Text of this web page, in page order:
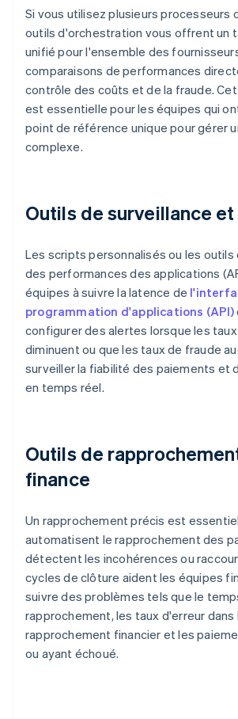
Si vous utilisez plusieurs processeurs
outils d'orchestration vous offrent un
unifié pour l'ensemble des
comparaisons de performances
contrôle des coûts et de la fraude.
est essentielle pour les équipes qui
point de référence unique pour gérer
complexe.
Outils de surveillance et
Les scripts personnalisés ou les outils
des performances des applications
équipes à suivre la latence de
programmation d'applications (API)
configurer des alertes lorsque les
diminuent ou que les taux de fraude
surveiller la fiabilité des paiements et
en temps réel.
Outils de
finance
Un rapprochement précis est
automatisent le rapprochement des
détectent les incohérences ou
cycles de clôture aident les équipes
suivre des problèmes tels que le
rapprochement, les taux d'erreur dans
rapprochement financier et les
ou ayant échoué.